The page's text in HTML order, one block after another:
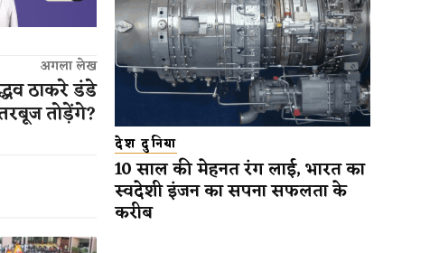
अगला लेख
ठाकरे डंडे
तोड़ेंगे?
देश दुनिया
10 साल की मेहनत रंग लाई, भारत का
स्वदेशी इंजन का सपना सफलता के
करीब